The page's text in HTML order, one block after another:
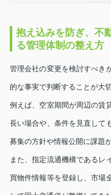
抱え込みを防ぎ、不
る管理体制の整え方
管理会社の変更を検討すべき
的な事実で判断することが大切
例えば、空室期間が周辺の賃
長い場合や、条件を見直して
募集の方針や情報公開に課題
また、指定流通機構であるレ
買物件情報等を登録し、市場